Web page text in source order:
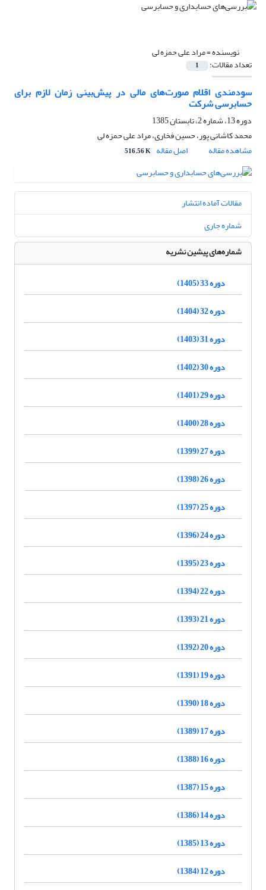
نویسنده =مراد علی حمزه لی
تعداد مقالات: 1
سودمندی اقلام صورت‌های مالی در پیش‌بینی زمان لازم برای
حسابرسی شرکت
دوره 13، شماره 2، تابستان 1385
محمد کاشانی پور، حسین فخاری، مراد علی حمزه لی
مشاهده مقاله
اصل مقاله 516.56 K
مقالات آماده انتشار
شماره جاری
شماره‌های پیشین نشریه
دوره 33 (1405)
دوره 32 (1404)
دوره 31 (1403)
دوره 30 (1402)
دوره 29 (1401)
دوره 28 (1400)
دوره 27 (1399)
دوره 26 (1398)
دوره 25 (1397)
دوره 24 (1396)
دوره 23 (1395)
دوره 22 (1394)
دوره 21 (1393)
دوره 20 (1392)
دوره 19 (1391)
دوره 18 (1390)
دوره 17 (1389)
دوره 16 (1388)
دوره 15 (1387)
دوره 14 (1386)
دوره 13 (1385)
دوره 12 (1384)